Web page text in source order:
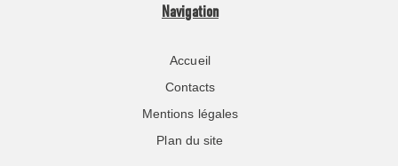
Navigation
Accueil
Contacts
Mentions légales
Plan du site